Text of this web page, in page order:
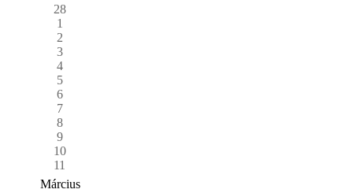
28
1
2
3
4
5
6
7
8
9
10
11
Március